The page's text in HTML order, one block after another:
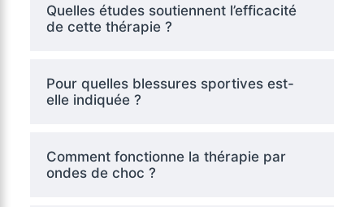
Quelles études soutiennent l’efficacité
de cette thérapie ?
Pour quelles blessures sportives est-
elle indiquée ?
Comment fonctionne la thérapie par
ondes de choc ?